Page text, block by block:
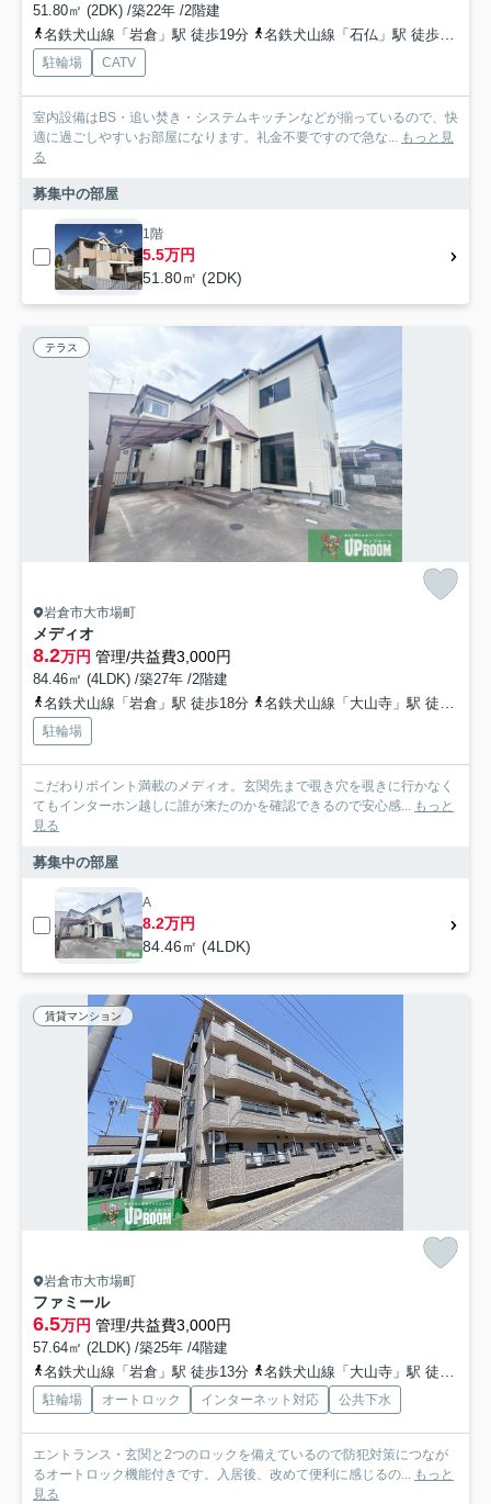
51.80㎡ (2DK) /築22年 /2階建
名鉄犬山線「岩倉」駅 徒歩19分
名鉄犬山線「石仏」駅 徒歩31分
駐輪場 CATV
室内設備はBS・追い焚き・システムキッチンなどが揃っているので、快
適に過ごしやすいお部屋になります。礼金不要ですので急な... もっと見
る
募集中の部屋
1階
5.5万円
51.80㎡ (2DK)
テラス
岩倉市大市場町
メディオ
8.2万円 管理/共益費3,000円
84.46㎡ (4LDK) /築27年 /2階建
名鉄犬山線「岩倉」駅 徒歩18分
名鉄犬山線「大山寺」駅 徒歩21分
駐輪場
こだわりポイント満載のメディオ。玄関先まで覗き穴を覗きに行かなく
てもインターホン越しに誰が来たのかを確認できるので安心感... もっと
見る
募集中の部屋
A
8.2万円
84.46㎡ (4LDK)
賃貸マンション
岩倉市大市場町
ファミール
6.5万円 管理/共益費3,000円
57.64㎡ (2LDK) /築25年 /4階建
名鉄犬山線「岩倉」駅 徒歩13分
名鉄犬山線「大山寺」駅 徒歩25分
駐輪場 オートロック インターネット対応 公共下水
エントランス・玄関と2つのロックを備えているので防犯対策につなが
るオートロック機能付きです。入居後、改めて便利に感じるの... もっと
見る